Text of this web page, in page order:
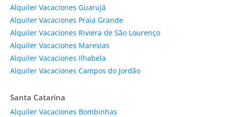
Alquiler Vacaciones Guarujá
Alquiler Vacaciones Praia Grande
Alquiler Vacaciones Riviera de São Lourenço
Alquiler Vacaciones Maresias
Alquiler Vacaciones Ilhabela
Alquiler Vacaciones Campos do Jordão
Santa Catarina
Alquiler Vacaciones Bombinhas